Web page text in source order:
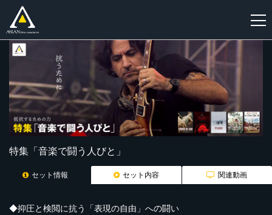
特集「音楽で闘う人びと」
セット情報 セット内容 関連動画
◆抑圧と検閲に抗う「表現の自由」への闘い